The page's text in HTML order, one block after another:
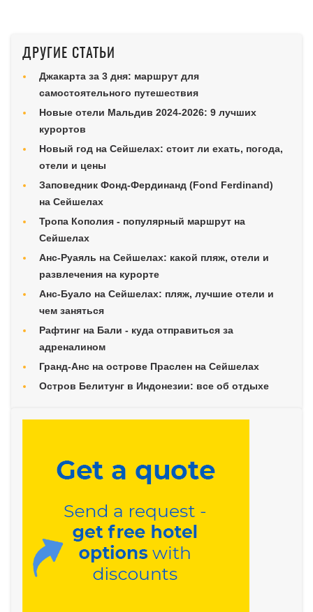
ДРУГИЕ СТАТЬИ
Джакарта за 3 дня: маршрут для
самостоятельного путешествия
Новые отели Мальдив 2024-2026: 9 лучших
курортов
Новый год на Сейшелах: стоит ли ехать, погода,
отели и цены
Заповедник Фонд-Фердинанд (Fond Ferdinand)
на Сейшелах
Тропа Кополия - популярный маршрут на
Сейшелах
Анс-Руаяль на Сейшелах: какой пляж, отели и
развлечения на курорте
Анс-Буало на Сейшелах: пляж, лучшие отели и
чем заняться
Рафтинг на Бали - куда отправиться за
адреналином
Гранд-Анс на острове Праслен на Сейшелах
Остров Белитунг в Индонезии: все об отдыхе